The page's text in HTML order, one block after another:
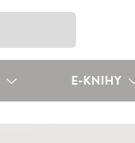
E-KNIHY